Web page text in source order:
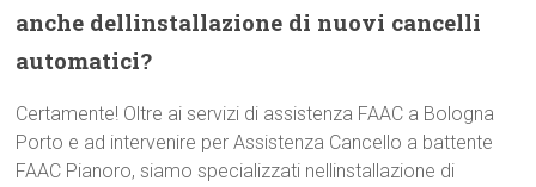
anche dellinstallazione di nuovi cancelli
automatici?
Certamente! Oltre ai servizi di assistenza FAAC a Bologna
Porto e ad intervenire per Assistenza Cancello a battente
FAAC Pianoro, siamo specializzati nellinstallazione di